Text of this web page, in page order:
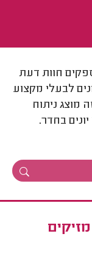
חברים, שמספקים חוות דעת
לבעלי מקצוע
מוצג ניתוח
בחדר.